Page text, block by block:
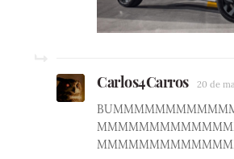
Carlos4Carros 20 de